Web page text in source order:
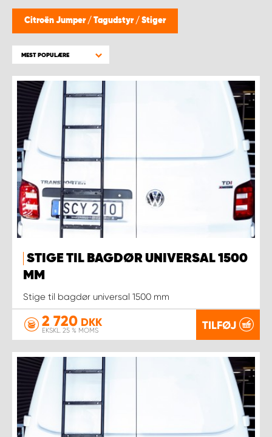
Citroën Jumper / Tagudstyr / Stiger
MEST POPULÆRE
STIGE TIL BAGDØR UNIVERSAL 1500
MM
Stige til bagdør universal 1500 mm
2 720 DKK
EKSKL. 25 % MOMS TILFØJ